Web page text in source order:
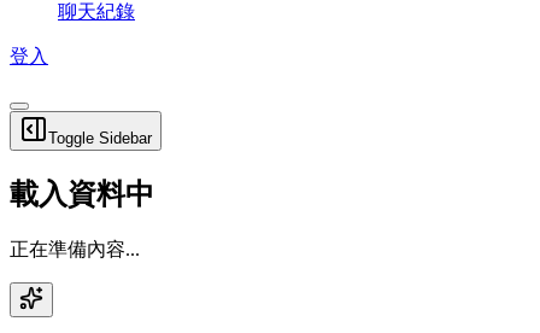
聊天紀錄
登入
Toggle Sidebar
載入資料中
正在準備內容...